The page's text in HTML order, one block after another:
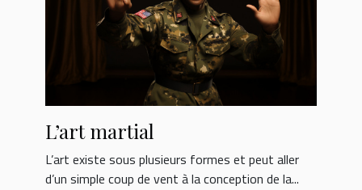
L’art martial
L’art existe sous plusieurs formes et peut aller
d’un simple coup de vent à la conception de la...